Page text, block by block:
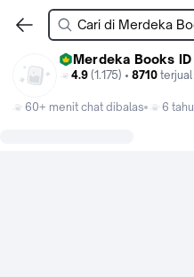
Merdeka Books ID
4.9 (1.175) • 8710 terjual
60+ menit chat dibalas
6